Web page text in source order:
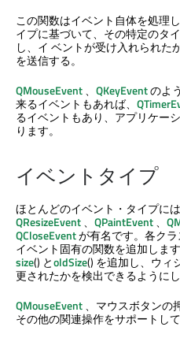
この関数はイベント自体を処理
イプに基づいて、その特定のタ
し、イ ベントが受け入れられた
を送信する。
QMouseEvent、 QKeyEventのよ
来るイベントもあれば、
るイベントもあり、アプリケー
ります。
イベントタイプ
ほとんどのイベント・タイプに
QResizeEvent、 QPaintEvent、
QCloseEventが有名です。各ク
イベント固有の関数を追加します
size() とoldSize() を追加し、ウィ
更されたかを検出できるようにし
QMouseEvent、マウスボタンの
その他の関連操作をサポートして